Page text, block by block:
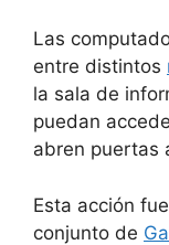
Las
entre distintos
la sala de
puedan
abren puertas
Esta acción
conjunto de